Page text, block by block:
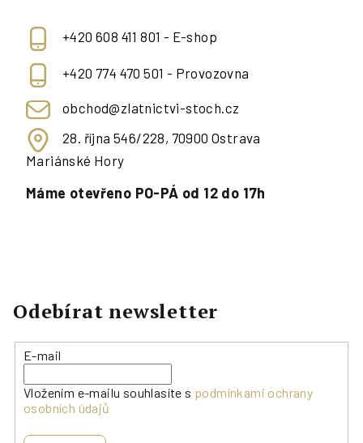
+420 608 411 801 - E-shop
+420 774 470 501 - Provozovna
obchod@zlatnictvi-stoch.cz
28. října 546/228, 70900 Ostrava
Mariánské Hory
Máme otevřeno PO-PÁ od 12 do 17h
Odebírat newsletter
E-mail
Vložením e-mailu souhlasíte s podmínkami ochrany
osobních údajů